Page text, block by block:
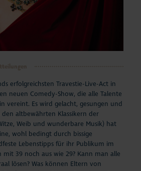
erfolgreichsten Travestie-Live-Act in
neuen Comedy-Show, die alle Talente
vereint. Es wird gelacht, gesungen und
altbewährten Klassikern der
Weib und wunderbare Musik) hat
wohl bedingt durch bissige
Lebenstipps für ihr Publikum im
mit 39 noch aus wie 29? Kann man alle
lösen? Was können Eltern von